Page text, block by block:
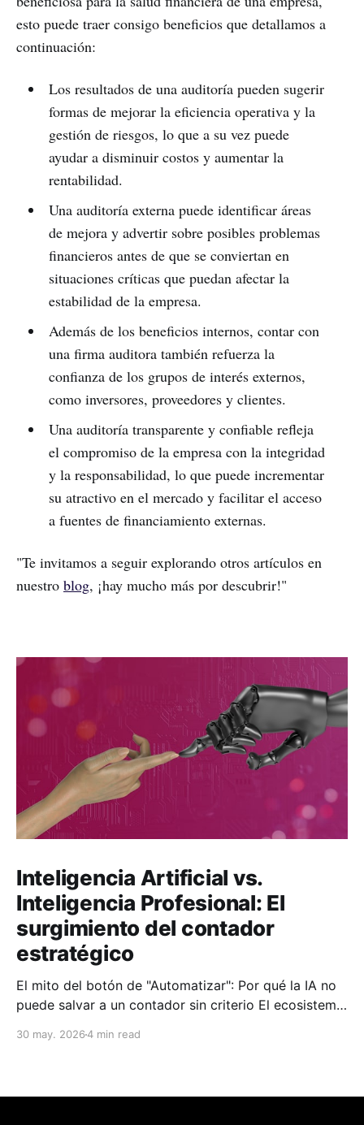
esto puede traer consigo beneficios que detallamos a
continuación:
Los resultados de una auditoría pueden sugerir
formas de mejorar la eficiencia operativa y la
gestión de riesgos, lo que a su vez puede
ayudar a disminuir costos y aumentar la
rentabilidad.
Una auditoría externa puede identificar áreas
de mejora y advertir sobre posibles problemas
financieros antes de que se conviertan en
situaciones críticas que puedan afectar la
estabilidad de la empresa.
Además de los beneficios internos, contar con
una firma auditora también refuerza la
confianza de los grupos de interés externos,
como inversores, proveedores y clientes.
Una auditoría transparente y confiable refleja
el compromiso de la empresa con la integridad
y la responsabilidad, lo que puede incrementar
su atractivo en el mercado y facilitar el acceso
a fuentes de financiamiento externas.
"Te invitamos a seguir explorando otros artículos en
nuestro blog, ¡hay mucho más por descubrir!"
Inteligencia Artificial vs.
Inteligencia Profesional: El
surgimiento del contador
estratégico
El mito del botón de "Automatizar": Por qué la IA no
puede salvar a un contador sin criterio El ecosistema
últimos meses, la narrativa corporativa se ha
30 may. 20264 min read